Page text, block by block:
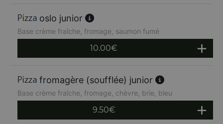
oslo junior
Base crème fraîche, fromage, saumon fumé
10.00€
fromagère (soufflée) junior
Base crème fraîche, fromage, chèvre, brie, bleu
9.50€